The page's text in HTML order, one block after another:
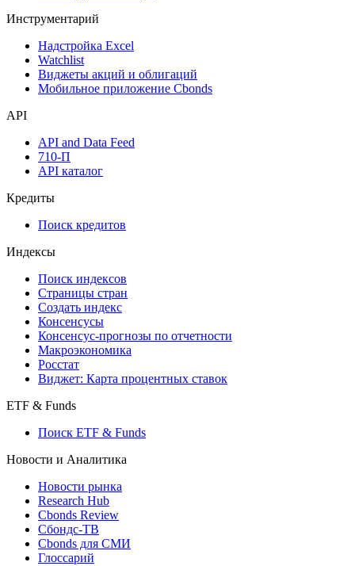
Инструментарий
Надстройка Excel
Watchlist
Виджеты акций и облигаций
Мобильное приложение Cbonds
API
API and Data Feed
710-П
API каталог
Кредиты
Поиск кредитов
Индексы
Поиск индексов
Страницы стран
Создать индекс
Консенсусы
Консенсус-прогнозы по отчетности
Макроэкономика
Росстат
Виджет: Карта процентных ставок
ETF & Funds
Поиск ETF & Funds
Новости и Аналитика
Новости рынка
Research Hub
Cbonds Review
Сбондс-ТВ
Cbonds для СМИ
Глоссарий